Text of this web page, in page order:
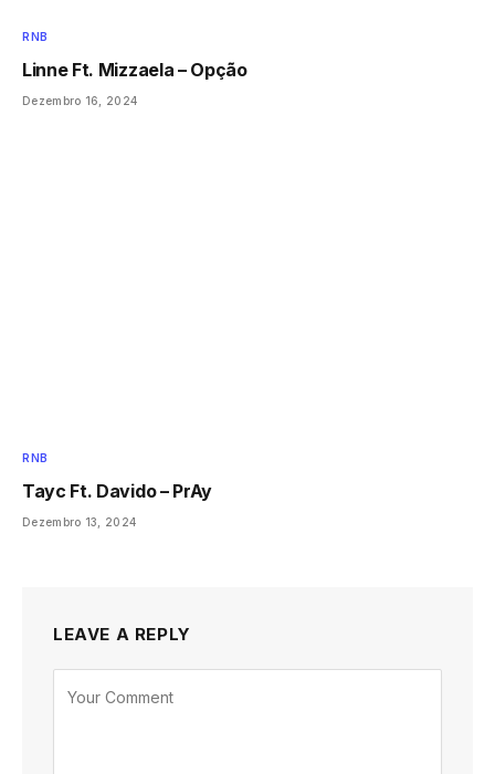
RNB
Linne Ft. Mizzaela – Opção
Dezembro 16, 2024
RNB
Tayc Ft. Davido – PrAy
Dezembro 13, 2024
LEAVE A REPLY